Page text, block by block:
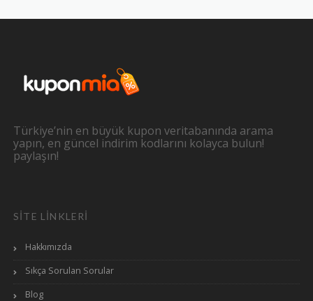
Türkiye’nin en büyük kupon veritabanında arama
yapın, en güncel indirim kodlarını kolayca bulun!
paylaşın!
SITE LINKLERI
Hakkımızda
Sıkça Sorulan Sorular
Blog